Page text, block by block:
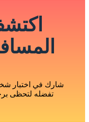
شارك في اختبار
تفضله لتحظى